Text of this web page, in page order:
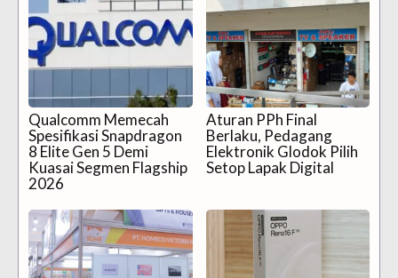
Qualcomm Memecah
Spesifikasi Snapdragon
8 Elite Gen 5 Demi
Kuasai Segmen Flagship
2026
Aturan PPh Final
Berlaku, Pedagang
Elektronik Glodok Pilih
Setop Lapak Digital